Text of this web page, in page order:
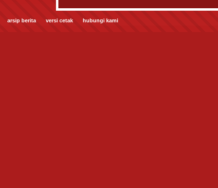
arsip berita versi cetak hubungi kami